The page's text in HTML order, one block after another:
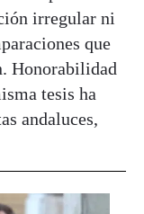
irregular ni
que
Honorabilidad
tesis ha
andaluces,